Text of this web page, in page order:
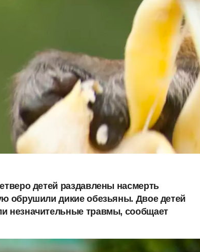
детей раздавлены насмерть
обрушили дикие обезьяны. Двое детей
незначительные травмы, сообщает